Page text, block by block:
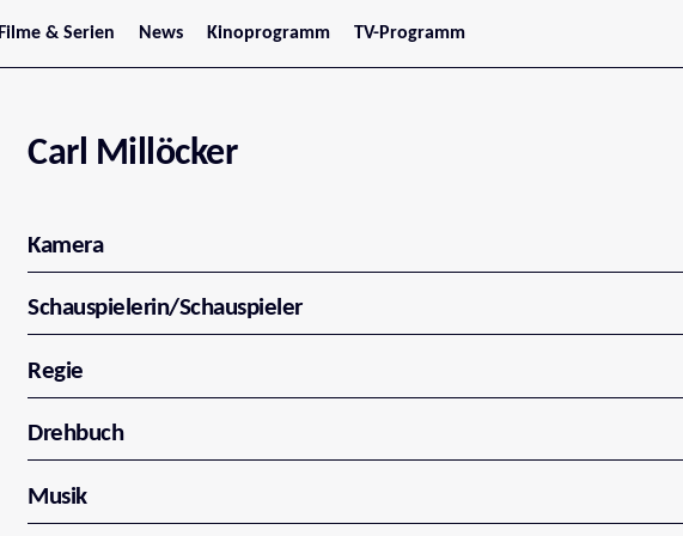
Filme & Serien
Trailer
Serienarchiv
News
Stars
Kinoprogramm
Jetzt im Kino
Oberösterreich
Tirol
Vorarlberg
TV-Programm
Carl Millöcker
Kamera
Schauspielerin/Schauspieler
Regie
Drehbuch
Musik